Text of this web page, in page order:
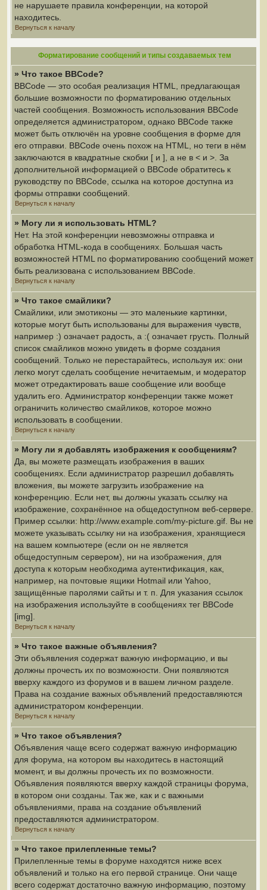
не нарушаете правила конференции, на которой
находитесь.
Вернуться к началу
Форматирование сообщений и типы создаваемых тем
» Что такое BBCode?
BBCode — это особая реализация HTML, предлагающая
большие возможности по форматированию отдельных
частей сообщения. Возможность использования BBCode
определяется администратором, однако BBCode также
может быть отключён на уровне сообщения в форме для
его отправки. BBCode очень похож на HTML, но теги в нём
заключаются в квадратные скобки [ и ], а не в < и >. За
дополнительной информацией о BBCode обратитесь к
руководству по BBCode, ссылка на которое доступна из
формы отправки сообщений.
Вернуться к началу
» Могу ли я использовать HTML?
Нет. На этой конференции невозможны отправка и
обработка HTML-кода в сообщениях. Большая часть
возможностей HTML по форматированию сообщений может
быть реализована с использованием BBCode.
Вернуться к началу
» Что такое смайлики?
Смайлики, или эмотиконы — это маленькие картинки,
которые могут быть использованы для выражения чувств,
например :) означает радость, а :( означает грусть. Полный
список смайликов можно увидеть в форме создания
сообщений. Только не перестарайтесь, используя их: они
легко могут сделать сообщение нечитаемым, и модератор
может отредактировать ваше сообщение или вообще
удалить его. Администратор конференции также может
ограничить количество смайликов, которое можно
использовать в сообщении.
Вернуться к началу
» Могу ли я добавлять изображения к сообщениям?
Да, вы можете размещать изображения в ваших
сообщениях. Если администратор разрешил добавлять
вложения, вы можете загрузить изображение на
конференцию. Если нет, вы должны указать ссылку на
изображение, сохранённое на общедоступном веб-сервере.
Пример ссылки: http://www.example.com/my-picture.gif. Вы не
можете указывать ссылку ни на изображения, хранящиеся
на вашем компьютере (если он не является
общедоступным сервером), ни на изображения, для
доступа к которым необходима аутентификация, как,
например, на почтовые ящики Hotmail или Yahoo,
защищённые паролями сайты и т. п. Для указания ссылок
на изображения используйте в сообщениях тег BBCode
[img].
Вернуться к началу
» Что такое важные объявления?
Эти объявления содержат важную информацию, и вы
должны прочесть их по возможности. Они появляются
вверху каждого из форумов и в вашем личном разделе.
Права на создание важных объявлений предоставляются
администратором конференции.
Вернуться к началу
» Что такое объявления?
Объявления чаще всего содержат важную информацию
для форума, на котором вы находитесь в настоящий
момент, и вы должны прочесть их по возможности.
Объявления появляются вверху каждой страницы форума,
в котором они созданы. Так же, как и с важными
объявлениями, права на создание объявлений
предоставляются администратором.
Вернуться к началу
» Что такое прилепленные темы?
Прилепленные темы в форуме находятся ниже всех
объявлений и только на его первой странице. Они чаще
всего содержат достаточно важную информацию, поэтому